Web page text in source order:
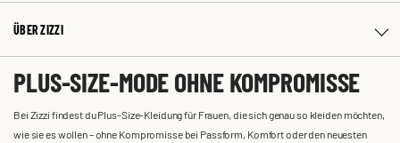
ÜBER ZIZZI
PLUS-SIZE-MODE OHNE KOMPROMISSE
Bei Zizzi findest du Plus-Size-Kleidung für Frauen, die sich genau so kleiden möchten,
wie sie es wollen – ohne Kompromisse bei Passform, Komfort oder den neuesten